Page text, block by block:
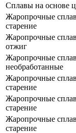
Сплавы на основе
Жаропрочные
старение
Жаропрочные
отжиг
Жаропрочные
необработанные
​Жаропрочные
старение
​Жаропрочные
старение
​Жаропрочные
старение